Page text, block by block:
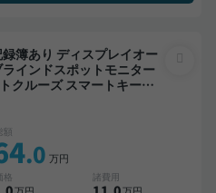
インドスポットモニター
クルーズ スマートキー
バックモニター 全方位カ
アロ 衝突軽減
額
.0 万円
格 諸費用